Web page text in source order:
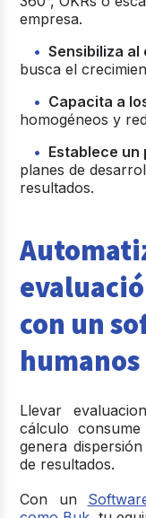
empresa.
Sensibiliza al
busca el
Capacita a
homogéneos y
Establece
planes de
resultados.
con un
humanos
Llevar
cálculo
genera
de resultados.
Con un